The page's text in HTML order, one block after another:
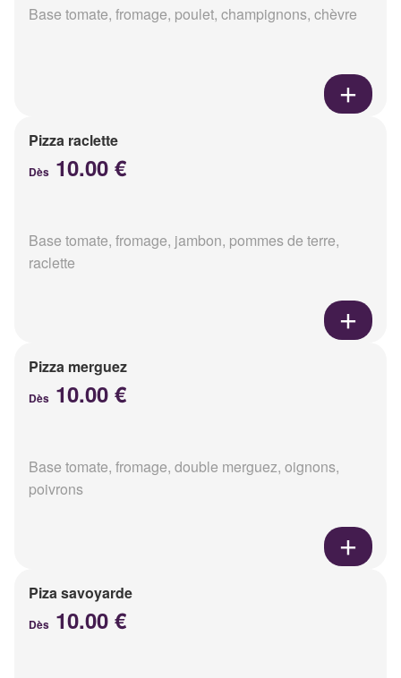
Base tomate, fromage, poulet, champignons, chèvre
Pizza raclette
Dès 10.00 €
Base tomate, fromage, jambon, pommes de terre,
raclette
Pizza merguez
Dès 10.00 €
Base tomate, fromage, double merguez, oignons,
poivrons
Piza savoyarde
Dès 10.00 €